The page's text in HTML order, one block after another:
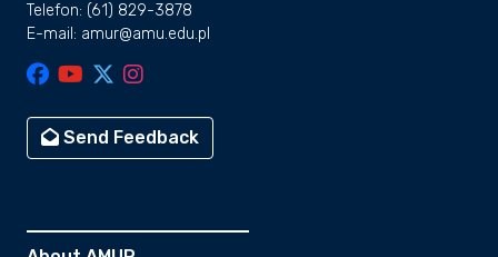
Telefon: (61) 829-3878
E-mail: amur@amu.edu.pl
Send Feedback